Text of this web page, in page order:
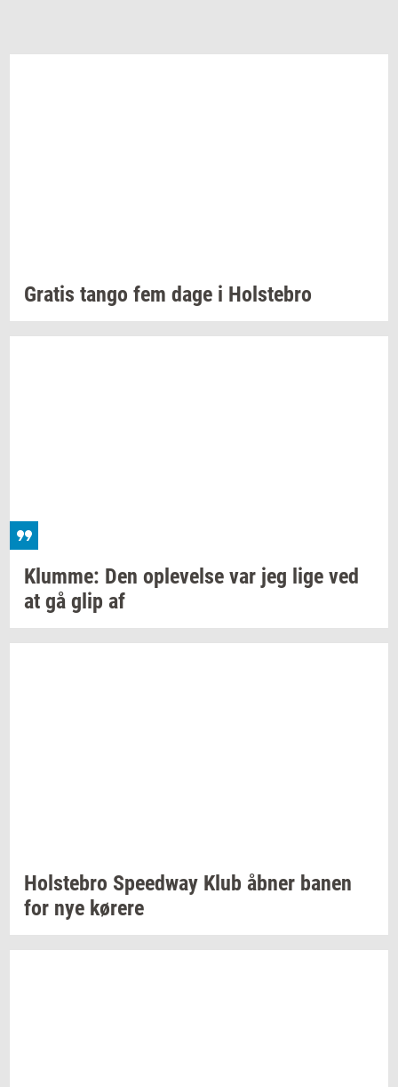
Gra­tis tango fem dage i Holste­bro
Klum­me: Den op­le­vel­se var jeg lige ved
at gå glip af
Holste­bro Spe­edway Klub åbner banen
for nye kø­re­re